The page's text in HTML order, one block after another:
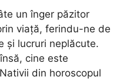
un înger păzitor
viață, ferindu-ne de
și lucruri neplăcute.
cine este
din horoscopul